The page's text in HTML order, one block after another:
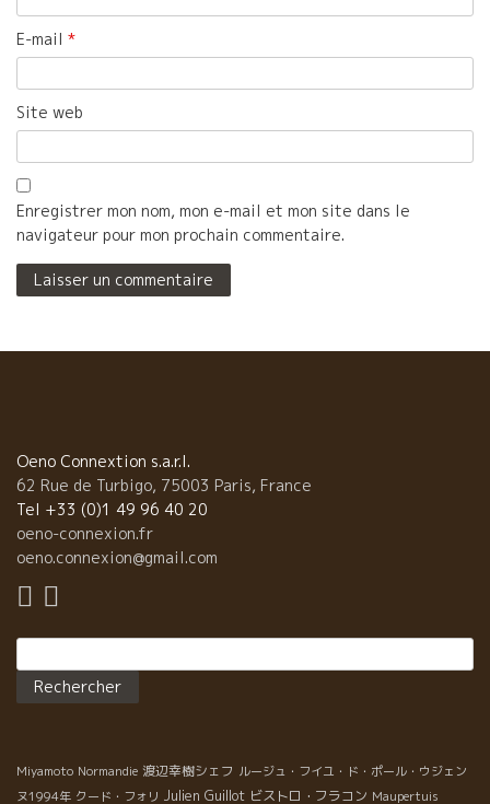
E-mail *
Site web
Enregistrer mon nom, mon e-mail et mon site dans le
navigateur pour mon prochain commentaire.
Oeno Connextion s.a.r.l.
62 Rue de Turbigo, 75003 Paris, France
Tel +33 (0)1 49 96 40 20
oeno-connexion.fr
oeno.connexion@gmail.com
Miyamoto Normandie 渡辺幸樹シェフ ルージュ・フイユ・ド・ポール・ウジェン
ヌ1994年 クード・フォリ Julien Guillot ビストロ・フラコン Maupertuis